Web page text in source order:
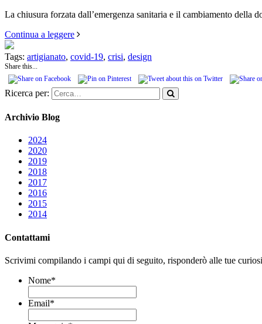
La chiusura forzata dall’emergenza sanitaria e il cambiamento della
Continua a leggere
Tags: artigianato, covid-19, crisi, design
Share this...
Ricerca per:
Archivio Blog
2024
2020
2019
2018
2017
2016
2015
2014
Contattami
Scrivimi compilando i campi qui di seguito, risponderò alle tue
Nome*
Email*